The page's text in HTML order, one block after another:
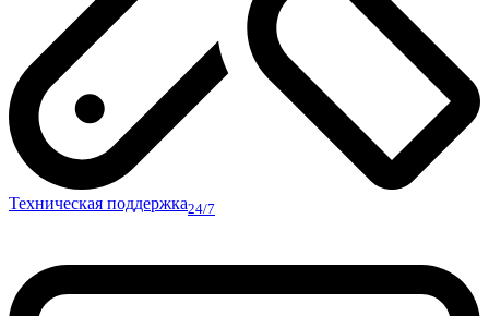
Техническая поддержка24/7